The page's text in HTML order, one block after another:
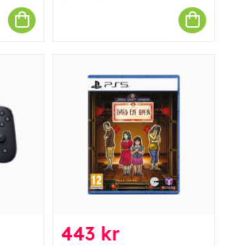
443 kr